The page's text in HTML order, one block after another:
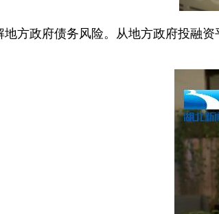
方政府债务风险。从地方政府投融资